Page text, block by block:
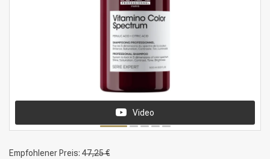
Video
Empfohlener Preis: 47,25 €